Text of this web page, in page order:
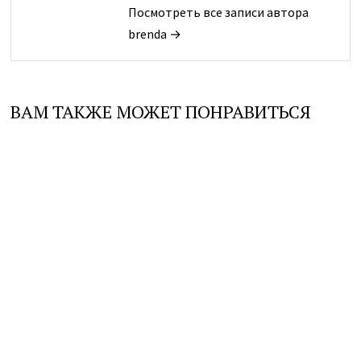
Посмотреть все записи автора
brenda →
ВАМ ТАКЖЕ МОЖЕТ ПОНРАВИТЬСЯ